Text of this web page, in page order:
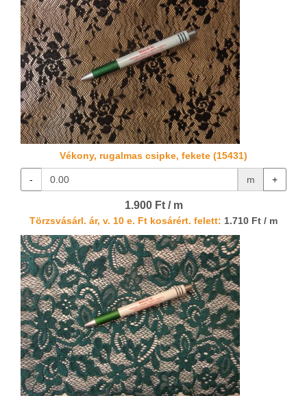
Vékony, rugalmas csipke, fekete (15431)
- m +
1.900 Ft / m
Törzsvásárl. ár, v. 10 e. Ft kosárért. felett: 1.710 Ft / m